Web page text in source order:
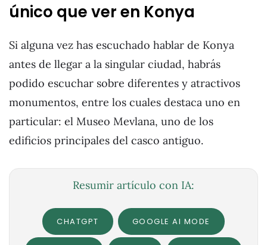
único que ver en Konya
Si alguna vez has escuchado hablar de Konya
antes de llegar a la singular ciudad, habrás
podido escuchar sobre diferentes y atractivos
monumentos, entre los cuales destaca uno en
particular: el Museo Mevlana, uno de los
edificios principales del casco antiguo.
Resumir artículo con IA:
CHATGPT GOOGLE AI MODE